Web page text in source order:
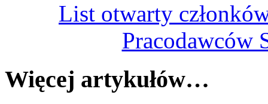
List otwarty
Pracodawców
Więcej artykułów…